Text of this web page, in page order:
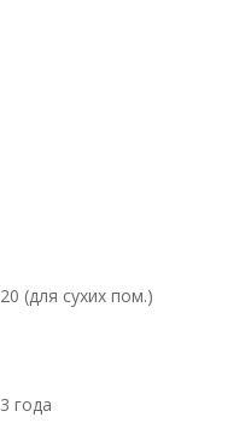
20 (для сухих пом.)
3 года